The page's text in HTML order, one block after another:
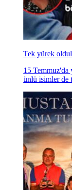
Tek yürek
15 Temmuz'da
ünlü isimler de